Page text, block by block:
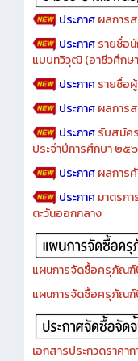
ประกาศผลการ
ประกาศ รายชื่อ
แบบทวิวุฒิ (อาชีวศึกษ
ประกาศรายชื่อ
ประกาศผลการ
ประกาศรับสมัค
ประจำปีการศึกษา ๒๕
ประกาศผลการ
ประกาศมาตรก
ตะวันออกกลาง
แผนการจัดซื้อครุภัณ
แผนการจัดซื้อครุภัณ